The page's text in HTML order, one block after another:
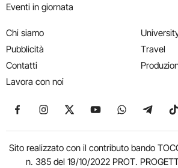
Eventi in giornata
Chi siamo
Pubblicità
Contatti
Lavora con noi
Travel
Seguici su Facebook
Seguici su Instagram
Seguici su X
Seguici su YouTube
Seguici su
Seguici
Sito realizzato con il contributo bando
n. 385 del 19/10/2022 PROT.